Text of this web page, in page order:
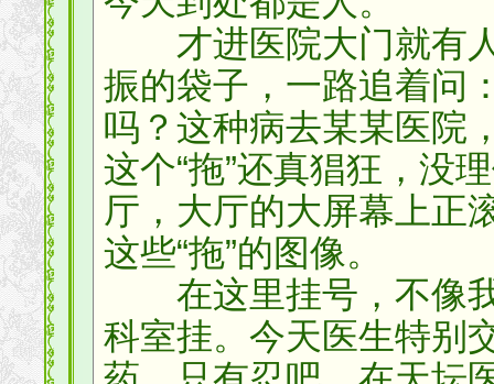
才进医院大门就有人
振的袋子，一路追着问
吗？这种病去某某医院
这个“拖”还真猖狂，没
厅，大厅的大屏幕上正
这些“拖”的图像。
在这里挂号，不像我
科室挂。今天医生特别